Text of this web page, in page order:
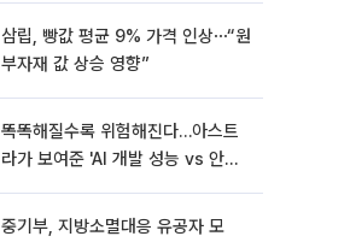
삼립, 빵값 평균 9% 가격 인상⋯“원
부자재 값 상승 영향”
똑똑해질수록 위험해진다…아스트
라가 보여준 'AI 개발 성능 vs 안전
중기부, 지방소멸대응 유공자 모